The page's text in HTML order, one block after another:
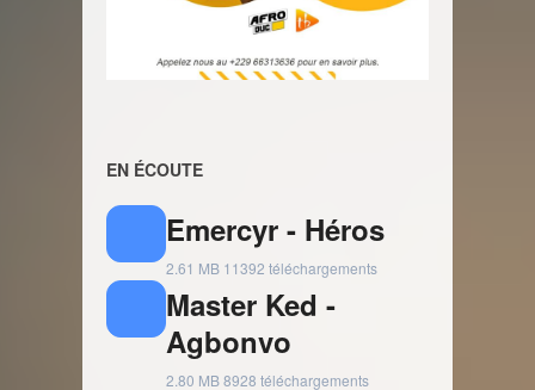
EN ÉCOUTE
Emercyr - Héros
2.61 MB 11392 téléchargements
Master Ked -
Agbonvo
2.80 MB8928 téléchargements